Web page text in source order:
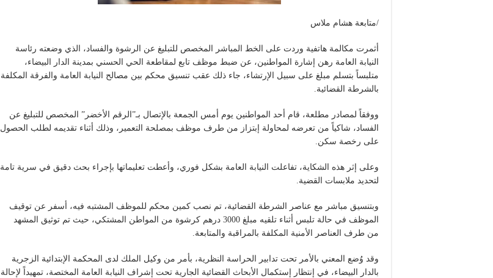
/متابعة هشام ملاس
أثمرت مكالمة هاتفية وردت على الخط المباشر المخصص للتبليغ عن الرشوة والفساد، الذي وضعته رئاسة
النيابة العامة رهن إشارة المواطنين، عن ضبط موظف تابع لمقاطعة الحي الحسني بمدينة الدار البيضاء،
متلبساً بتسلم مبلغ على سبيل الإرتشاء، جاء ذلك عقب تنسيق محكم بين مصالح النيابة العامة والفرقة المكلفة
بالشرطة القضائية.
ووفقاً لمصادر مطلعة، قام أحد المواطنين يوم أمس الجمعة بالإتصال بـ”الرقم الأخضر” المخصص للتبليغ عن
الفساد، شاكياً من تعرضه لمحاولة إبتزاز من طرف موظف بمصلحة التعمير، وذلك أثناء تقديمه لطلب الحصول
على رخصة سكن.
وعلى إثر هذه الشكاية، تفاعلت النيابة العامة بشكل فوري، وأعطت تعليماتها بإجراء بحث دقيق في سرية تامة
لتحديد ملابسات القضية.
وبتنسيق مباشر مع عناصر الشرطة القضائية، تم نصب كمين محكم للموظف المشتبه فيه، أسفر عن توقيف
الموظف في حالة تلبس أثناء تلقيه مبلغ 3000 درهم كرشوة من المواطن المشتكي، حيث تم توثيق المشهد
من طرف العناصر الأمنية المكلفة بالمراقبة والمتابعة.
وقد وُضع المعني بالأمر تحت تدابير الحراسة النظرية، بأمر من وكيل الملك لدى المحكمة الإبتدائية الزجرية
بالدار البيضاء، في إنتظار إستكمال الأبحاث القضائية الجارية تحت إشراف النيابة العامة المختصة، تمهيداً لإحالة